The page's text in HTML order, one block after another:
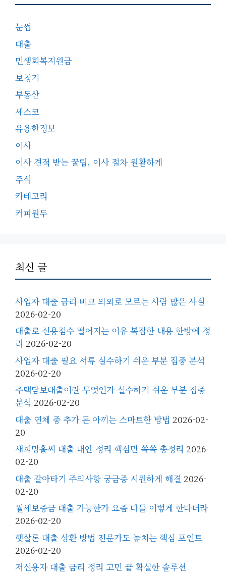
눈썹
대출
민생회복지원금
보청기
부동산
세스코
유용한정보
이사
이사 견적 받는 꿀팁, 이사 절차 원활하게
주식
카테고리
커피원두
최신 글
사업자 대출 금리 비교 의외로 모르는 사람 많은 사실
2026-02-20
대출로 신용점수 떨어지는 이유 복잡한 내용 한방에 정
리 2026-02-20
사업자 대출 필요 서류 실수하기 쉬운 부분 집중 분석
2026-02-20
주택담보대출이란 무엇인가 실수하기 쉬운 부분 집중
분석 2026-02-20
대출 연체 중 추가 돈 아끼는 스마트한 방법 2026-02-
20
새희망홀씨 대출 대안 정리 핵심만 쏙쏙 총정리 2026-
02-20
대출 갈아타기 주의사항 궁금증 시원하게 해결 2026-
02-20
월세보증금 대출 가능한가 요즘 다들 이렇게 한다더라
2026-02-20
햇살론 대출 상환 방법 전문가도 놓치는 핵심 포인트
2026-02-20
저신용자 대출 금리 정리 고민 끝 확실한 솔루션